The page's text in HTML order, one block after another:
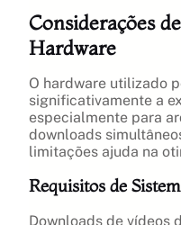
Considerações
Hardware
O hardware utilizado
significativamente a
especialmente para
downloads
limitações ajuda na
Requisitos de
Downloads de vídeos